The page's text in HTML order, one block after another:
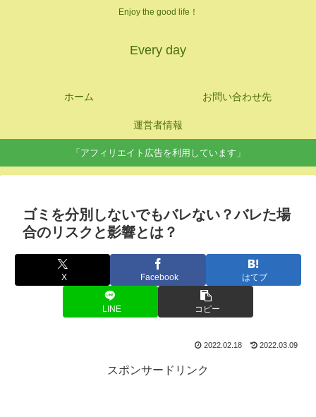
Enjoy the good life！
Every day
ホーム お問い合わせ先
運営者情報
「アフィリエイト広告を利用しています」
ゴミを分別しないでもバレない？バレた場
合のリスクと影響とは？
X Facebook はてブ
LINE コピー
2022.02.18 2022.03.09
スポンサードリンク